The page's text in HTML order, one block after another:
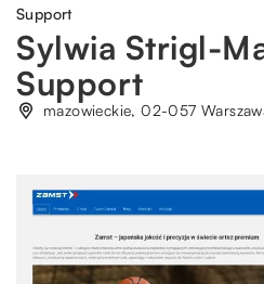
Support
Sylwia Strigl-
Support
mazowieckie, 02-057